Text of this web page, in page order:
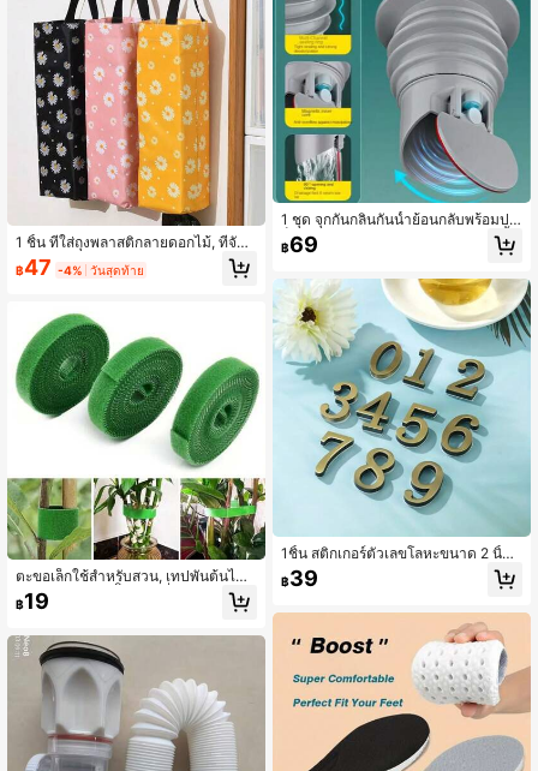
1 ชิ้น ที่ใส่ถุงพลาสติกลายดอกไม้, ที่จัดร
ะเบียบถุงขยะแบบพับได้พร้อมดีไซน์แข
วน, ที่เก็บถุงช้อปปิ้งหลายสีสำหรับจัดระ
กแต่งห้องนอน, กลับไปโรงเรียน
฿47 -4% วันสุดท้าย
ตะขอเล็กใช้สำหรับสวน, เทปพันต้นไม้
ผูกต้นไม้ สายรัดก่ิงไม้ เครื่องมือสำหรับ
สวน ระเบียง ต้นไม้ ดอกไม้ อุปกรณ์จัดส
฿19
1 ชุด จุกกันกลิ่นกันน้ำย้อนกลับพร้อมปะเ
ก็นซิลิโคน - เหมาะสำหรับท่อระบายน้ำ,
อ่างล้างจาน, ท่อน้ำทิ้งเครื่องซักผ้า - กัน
อุดตัน (เหมาะสำหรับที่อยู่อาศัย/เชิงพา
ณิชย์)
฿69
1ชิ้น สติกเกอร์ตัวเลขโลหะขนาด 2 นิ้ว
มีแผ่นกาวติดหลัง สำหรับ ทำป้ายประตู
ผนัง กระเบื้อง ป้ายชื่อ กล่องจดหมาย ต
฿39